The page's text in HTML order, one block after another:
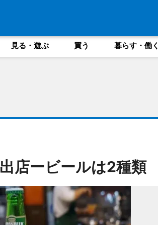
見る・遊ぶ 買う 暮らす・働く
店ービールは2種類